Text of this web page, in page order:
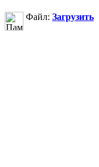
Файл: Загрузить